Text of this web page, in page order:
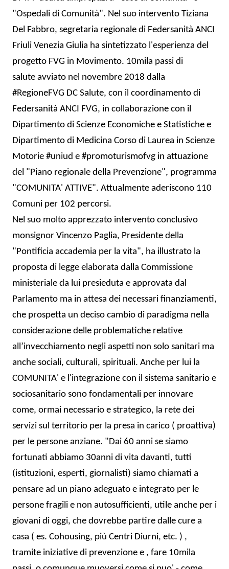
"Ospedali di Comunità". Nel suo intervento Tiziana
Del Fabbro, segretaria regionale di Federsanità ANCI
Friuli Venezia Giulia ha sintetizzato l'esperienza del
progetto FVG in Movimento. 10mila passi di
salute avviato nel novembre 2018 dalla
#RegioneFVG DC Salute, con il coordinamento di
Federsanità ANCI FVG, in collaborazione con il
Dipartimento di Scienze Economiche e Statistiche e
Dipartimento di Medicina Corso di Laurea in Scienze
Motorie #uniud e #promoturismofvg in attuazione
del "Piano regionale della Prevenzione", programma
"COMUNITA' ATTIVE". Attualmente aderiscono 110
Comuni per 102 percorsi.
Nel suo molto apprezzato intervento conclusivo
monsignor Vincenzo Paglia, Presidente della
"Pontificia accademia per la vita", ha illustrato la
proposta di legge elaborata dalla Commissione
ministeriale da lui presieduta e approvata dal
Parlamento ma in attesa dei necessari finanziamenti,
che prospetta un deciso cambio di paradigma nella
considerazione delle problematiche relative
all’invecchiamento negli aspetti non solo sanitari ma
anche sociali, culturali, spirituali. Anche per lui la
COMUNITA' e l'integrazione con il sistema sanitario e
sociosanitario sono fondamentali per innovare
come, ormai necessario e strategico, la rete dei
servizi sul territorio per la presa in carico ( proattiva)
per le persone anziane. "Dai 60 anni se siamo
fortunati abbiamo 30anni di vita davanti, tutti
(istituzioni, esperti, giornalisti) siamo chiamati a
pensare ad un piano adeguato e integrato per le
persone fragili e non autosufficienti, utile anche per i
giovani di oggi, che dovrebbe partire dalle cure a
casa ( es. Cohousing, più Centri Diurni, etc. ) ,
tramite iniziative di prevenzione e , fare 10mila